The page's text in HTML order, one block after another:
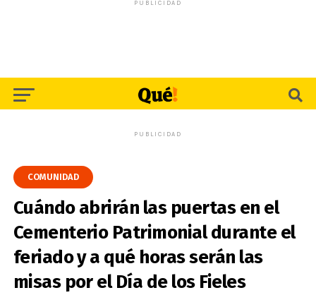
PUBLICIDAD
PUBLICIDAD
COMUNIDAD
Cuándo abrirán las puertas en el
Cementerio Patrimonial durante el
feriado y a qué horas serán las
misas por el Día de los Fieles